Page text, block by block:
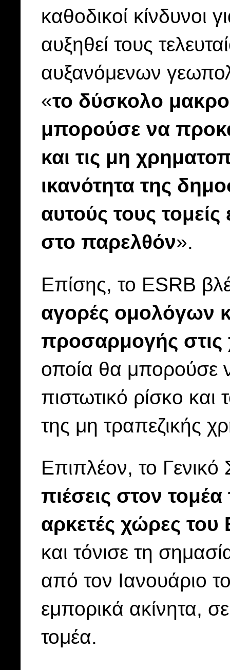
καθοδικοί κίνδυνοι
αυξηθεί τους
αυξανόμενων
«το δύσκολο
μπορούσε να
και τις μη
ικανότητα της
αυτούς τους
στο παρελθόν».
Επίσης, το ESRB
αγορές ομολόγων
προσαρμογής στις
οποία θα μπορούσε
πιστωτικό ρίσκο και
της μη τραπεζικής
Επιπλέον, το Γενικό
πιέσεις στον
αρκετές χώρες
και τόνισε τη
από τον Ιανουάριο
εμπορικά ακίνητα,
τομέα.